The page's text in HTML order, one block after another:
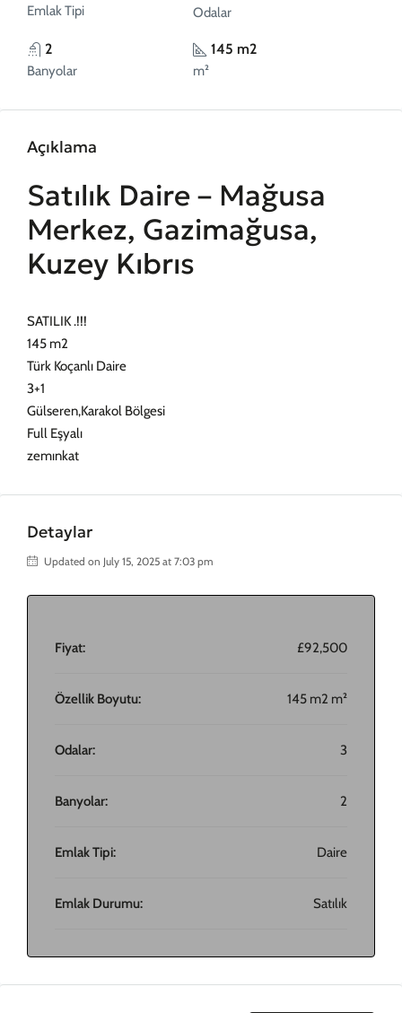
Emlak Tipi Odalar
2
Banyolar
145 m2
m²
Açıklama
Satılık Daire – Mağusa
Merkez, Gazimağusa,
Kuzey Kıbrıs
SATILIK .!!!
145 m2
Türk Koçanlı Daire
3+1
Gülseren,Karakol Bölgesi
Full Eşyalı
zemınkat
Detaylar
Updated on July 15, 2025 at 7:03 pm
Fiyat: £92,500
Özellik Boyutu: 145 m2 m²
Odalar: 3
Banyolar: 2
Emlak Tipi: Daire
Emlak Durumu: Satılık